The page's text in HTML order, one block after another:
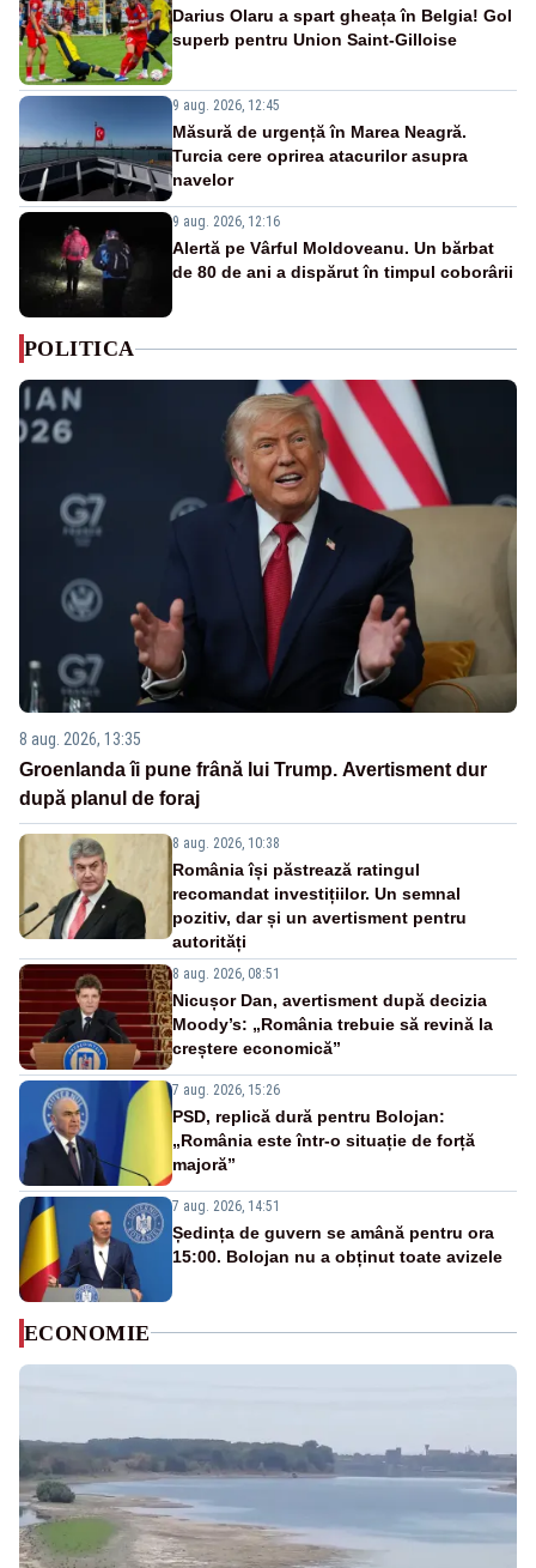
Darius Olaru a spart gheața în Belgia! Gol
superb pentru Union Saint-Gilloise
9 aug. 2026, 12:45
Măsură de urgență în Marea Neagră.
Turcia cere oprirea atacurilor asupra
navelor
9 aug. 2026, 12:16
Alertă pe Vârful Moldoveanu. Un bărbat
de 80 de ani a dispărut în timpul coborârii
POLITICA
8 aug. 2026, 13:35
Groenlanda îi pune frână lui Trump. Avertisment dur
după planul de foraj
8 aug. 2026, 10:38
România își păstrează ratingul
recomandat investițiilor. Un semnal
pozitiv, dar și un avertisment pentru
autorități
8 aug. 2026, 08:51
Nicușor Dan, avertisment după decizia
Moody’s: „România trebuie să revină la
creștere economică”
7 aug. 2026, 15:26
PSD, replică dură pentru Bolojan:
„România este într-o situație de forță
majoră”
7 aug. 2026, 14:51
Ședința de guvern se amână pentru ora
15:00. Bolojan nu a obținut toate avizele
ECONOMIE